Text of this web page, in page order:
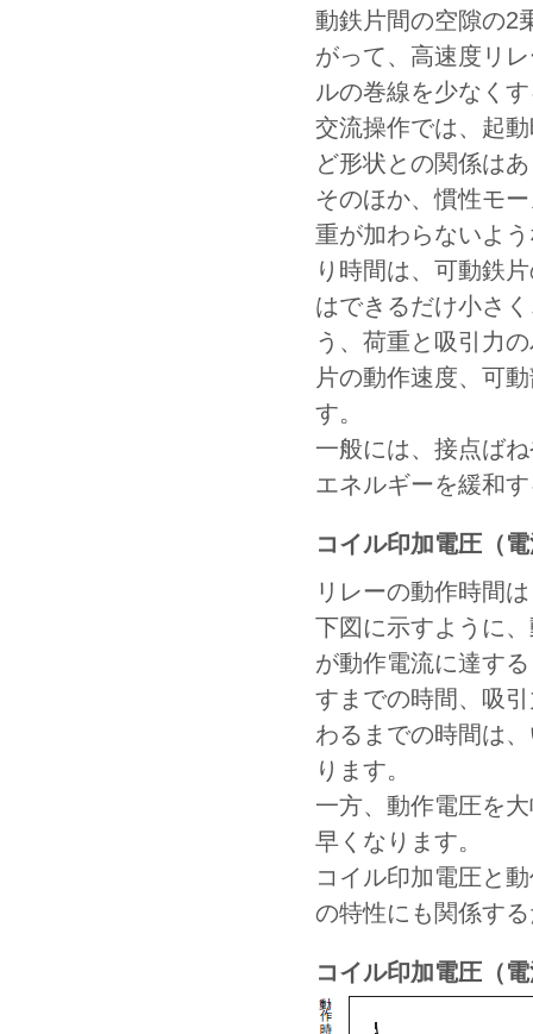
動鉄片間の空隙の2
がって、高速度リ
ルの巻線を少なく
交流操作では、起
ど形状との関係は
そのほか、慣性モ
重が加わらないよ
り時間は、可動鉄
はできるだけ小さ
う、荷重と吸引力
片の動作速度、可
す。
一般には、接点ば
エネルギーを緩和
コイル印加電圧（
リレーの動作時間
下図に示すように
が動作電流に達す
すまでの時間、吸
わるまでの時間は
ります。
一方、動作電圧を
早くなります。
コイル印加電圧と
の特性にも関係す
コイル印加電圧（